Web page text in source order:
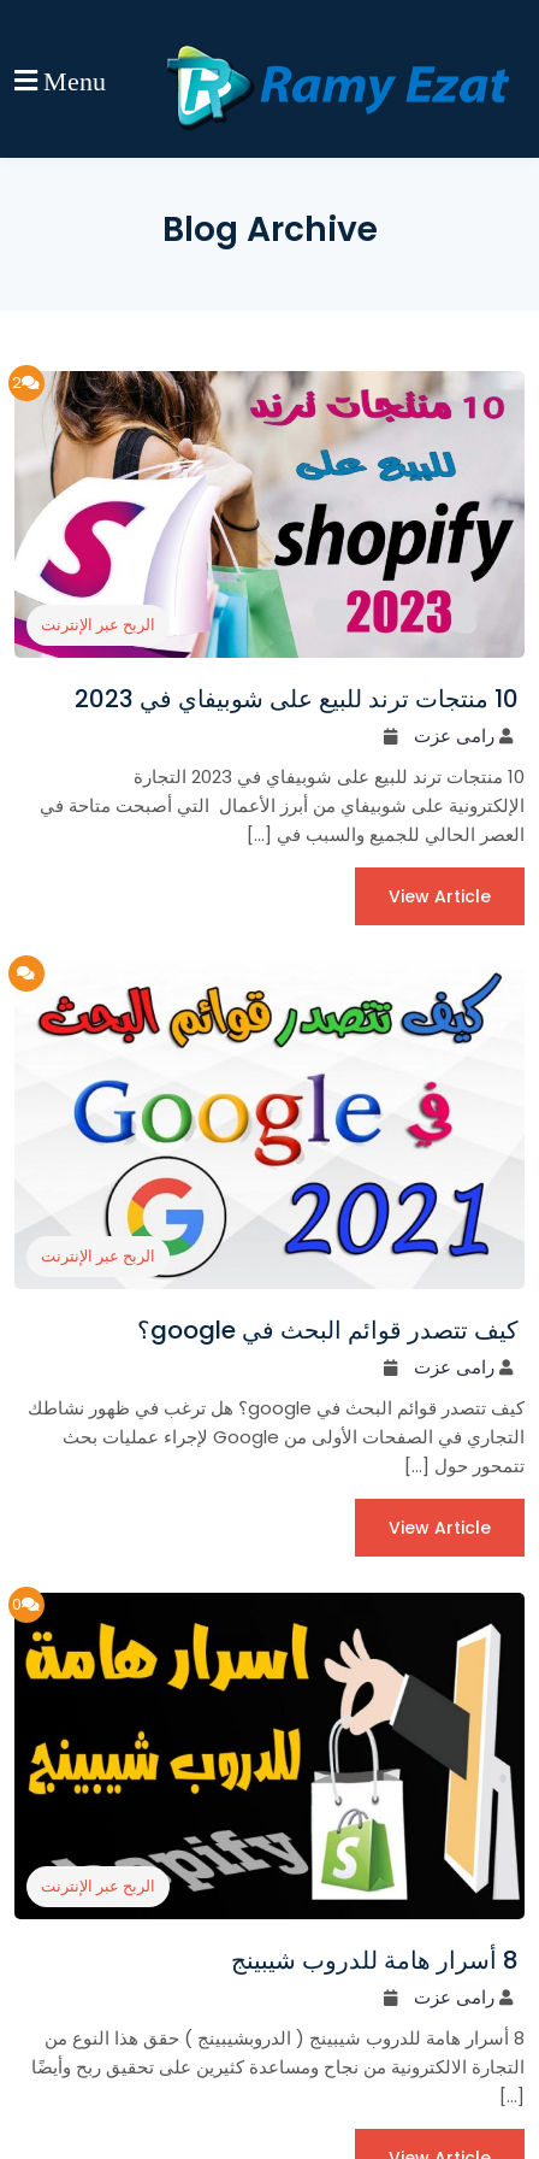
Menu
Blog Archive
2
الربح عبر الإنترنت
10 منتجات ترند للبيع على شوبيفاي في 2023
رامى عزت
10 منتجات ترند للبيع على شوبيفاي في 2023 التجارة
الإلكترونية على شوبيفاي من أبرز الأعمال التي أصبحت متاحة في
العصر الحالي للجميع والسبب في […]
View Article
الربح عبر الإنترنت
كيف تتصدر قوائم البحث في google؟
رامى عزت
كيف تتصدر قوائم البحث في google؟ هل ترغب في ظهور نشاطك
التجاري في الصفحات الأولى من Google لإجراء عمليات بحث
تتمحور حول […]
View Article
0
الربح عبر الإنترنت
8 أسرار هامة للدروب شيبينج
رامى عزت
8 أسرار هامة للدروب شيبينج ( الدروبشيبينج ) حقق هذا النوع من
التجارة الالكترونية من نجاح ومساعدة كثيرين على تحقيق ربح وأيضًا
[…]